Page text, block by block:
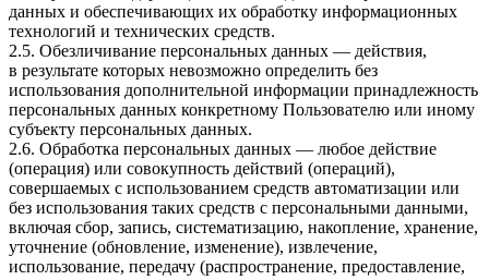
данных и обеспечивающих их обработку информационных
технологий и технических средств.
2.5. Обезличивание персональных данных — действия,
в результате которых невозможно определить без
использования дополнительной информации принадлежность
персональных данных конкретному Пользователю или иному
субъекту персональных данных.
2.6. Обработка персональных данных — любое действие
(операция) или совокупность действий (операций),
совершаемых с использованием средств автоматизации или
без использования таких средств с персональными данными,
включая сбор, запись, систематизацию, накопление, хранение,
уточнение (обновление, изменение), извлечение,
использование, передачу (распространение, предоставление,